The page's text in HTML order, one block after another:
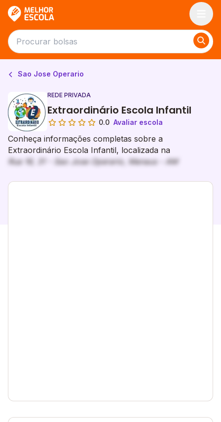
Sao Jose Operario
REDE PRIVADA
Extraordinário Escola Infantil
0.0 Avaliar escola
Conheça informações completas sobre a
Extraordinário Escola Infantil, localizada na
Rua 16, 31 - Sao Jose Operario, Manaus - AM